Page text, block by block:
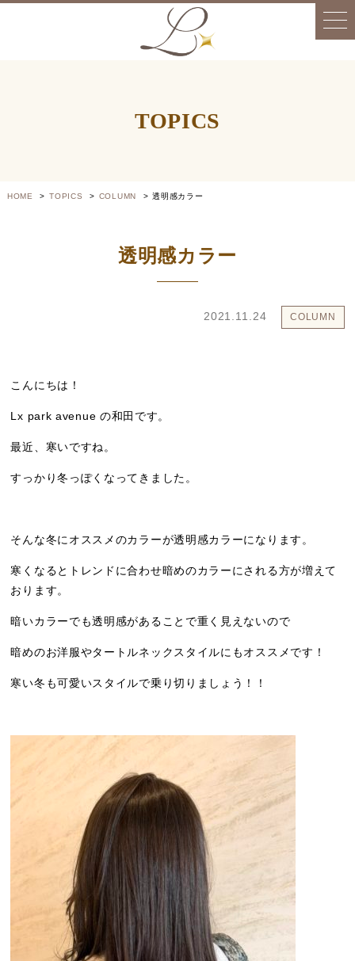
TOPICS
HOME TOPICS COLUMN 透明感カラー
透明感カラー
2021.11.24 COLUMN
こんにちは！
Lx park avenue の和田です。
最近、寒いですね。
すっかり冬っぽくなってきました。
そんな冬にオススメのカラーが透明感カラーになります。
寒くなるとトレンドに合わせ暗めのカラーにされる方が増えて
おります。
暗いカラーでも透明感があることで重く見えないので
暗めのお洋服やタートルネックスタイルにもオススメです！
寒い冬も可愛いスタイルで乗り切りましょう！！